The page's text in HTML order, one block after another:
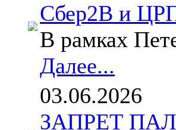
Сбер2B и
В рамках
Далее...
03.06.2026
ЗАПРЕТ